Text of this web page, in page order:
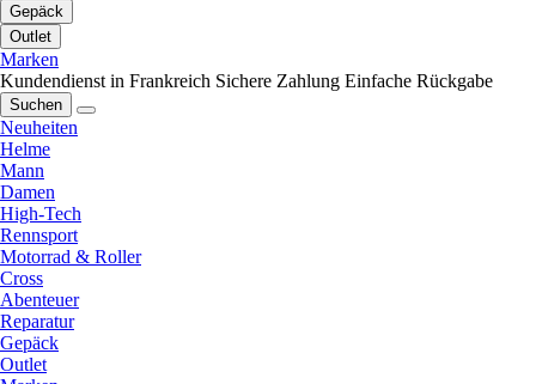
Gepäck
Outlet
Marken
Kundendienst in Frankreich Sichere Zahlung Einfache Rückgabe
Suchen
Neuheiten
Helme
Mann
Damen
High-Tech
Rennsport
Motorrad & Roller
Cross
Abenteuer
Reparatur
Gepäck
Outlet